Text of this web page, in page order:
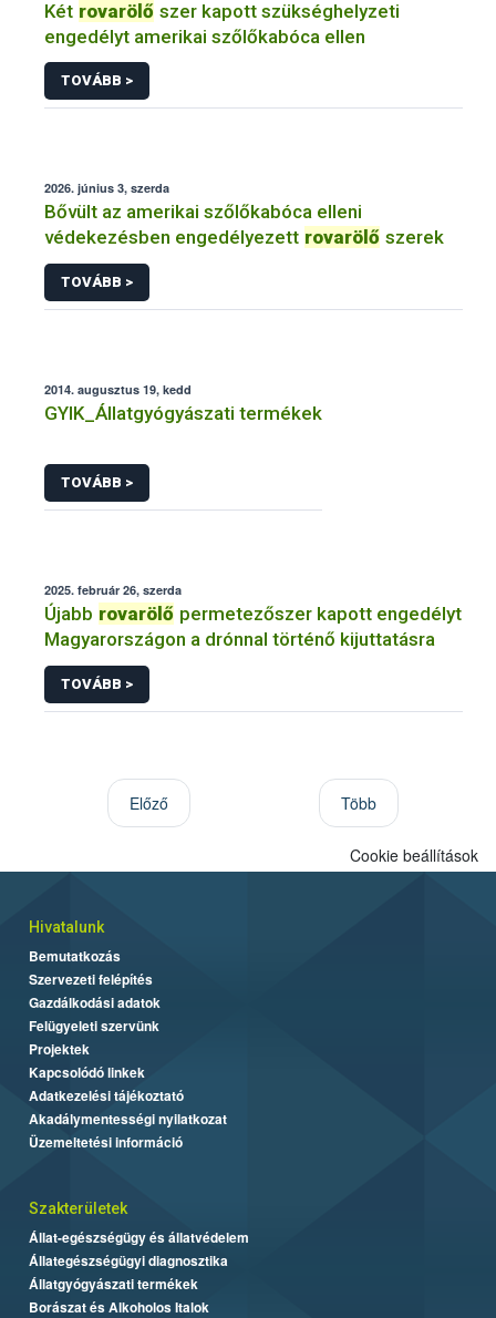
Két rovarölő szer kapott szükséghelyzeti
engedélyt amerikai szőlőkabóca ellen
TOVÁBB >
2026. június 3, szerda
Bővült az amerikai szőlőkabóca elleni
védekezésben engedélyezett rovarölő szerek
TOVÁBB >
2014. augusztus 19, kedd
GYIK_Állatgyógyászati termékek
TOVÁBB >
2025. február 26, szerda
Újabb rovarölő permetezőszer kapott engedélyt
Magyarországon a drónnal történő kijuttatásra
TOVÁBB >
Előző Több
Cookie beállítások
Hivatalunk
Bemutatkozás
Szervezeti felépítés
Gazdálkodási adatok
Felügyeleti szervünk
Projektek
Kapcsolódó linkek
Adatkezelési tájékoztató
Akadálymentességi nyilatkozat
Üzemeltetési információ
Szakterületek
Állat-egészségügy és állatvédelem
Állategészségügyi diagnosztika
Állatgyógyászati termékek
Borászat és Alkoholos Italok